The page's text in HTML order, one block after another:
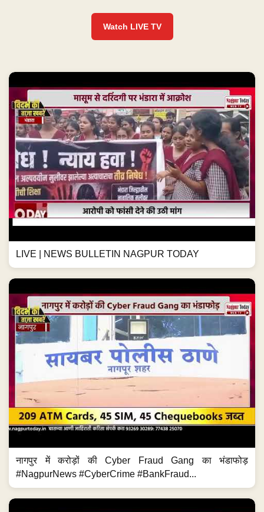
Watch LIVE TV
LIVE | NEWS BULLETIN NAGPUR TODAY
नागपुर में करोड़ों की Cyber Fraud Gang का भंडाफोड़
#NagpurNews #CyberCrime #BankFraud...